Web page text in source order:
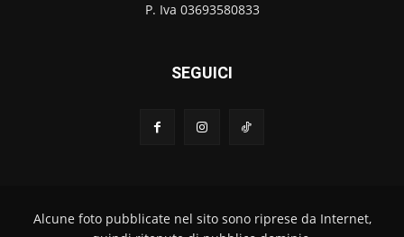
P. Iva 03693580833
SEGUICI
Alcune foto pubblicate nel sito sono riprese da Internet,